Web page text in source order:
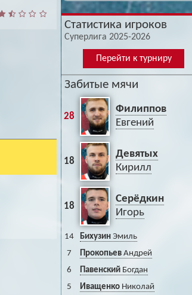
Статистика игроков
Суперлига 2025-2026
Перейти к турниру
Забитые мячи
28
Филиппов
Евгений
18
Девятых
Кирилл
18
Серёдкин
Игорь
14 БихузинЭмиль
7
ПрокопьевАндрей
6
ПавенскийБогдан
5
ИващенкоНиколай